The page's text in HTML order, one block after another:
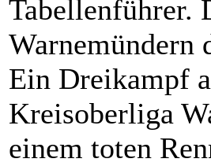
Tabellenführer.
Ein Dreikampf
Kreisoberliga
einem toten